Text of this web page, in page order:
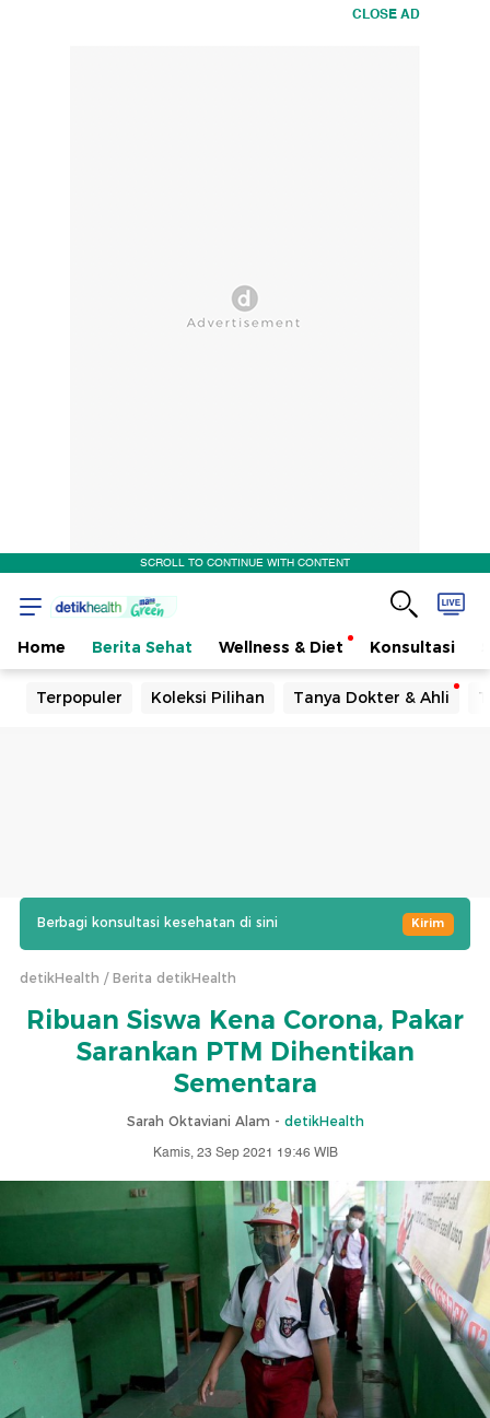
CLOSE AD
SCROLL TO CONTINUE WITH CONTENT
Home Berita Sehat Wellness & Diet Konsultasi
Terpopuler Koleksi Pilihan Tanya Dokter & Ahli
Berbagi konsultasi kesehatan di sini Kirim
detikHealth Berita detikHealth
Ribuan Siswa Kena Corona, Pakar
Sarankan PTM Dihentikan
Sementara
Sarah Oktaviani Alam - detikHealth
Kamis, 23 Sep 2021 19:46 WIB